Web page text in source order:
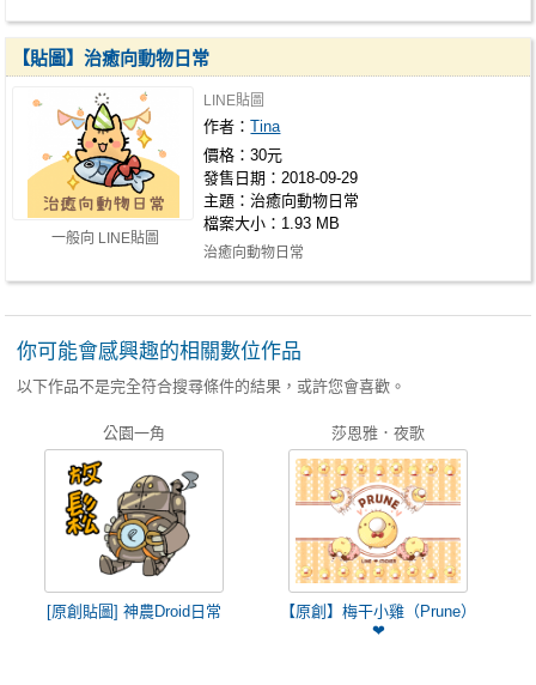
★其他個人…
一般向 LINE貼圖
【貼圖】治癒向動物日常
LINE貼圖
作者：Tina
價格：30元
發售日期：2018-09-29
主題：治癒向動物日常
檔案大小：1.93 MB
治癒向動物日常
你可能會感興趣的相關數位作品
以下作品不是完全符合搜尋條件的結果，或許您會喜歡。
公園一角
[原創貼圖] 神農Droid日常
莎恩雅．夜歌
【原創】梅干小雞（Prune）
❤